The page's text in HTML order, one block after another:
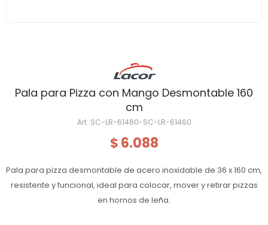
Pala para Pizza con Mango Desmontable 160
cm
SC-LR-61460-SC-LR-61460
$ 6.088
Pala para pizza desmontable de acero inoxidable de 36 x 160 cm,
resistente y funcional, ideal para colocar, mover y retirar pizzas
en hornos de leña.